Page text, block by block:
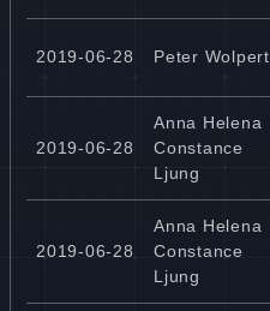
2019-06-28 Peter Wolpert
2019-06-28
Anna Helena
Constance
Ljung
2019-06-28
Anna Helena
Constance
Ljung